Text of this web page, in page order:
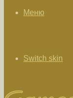
Меню
Switch skin